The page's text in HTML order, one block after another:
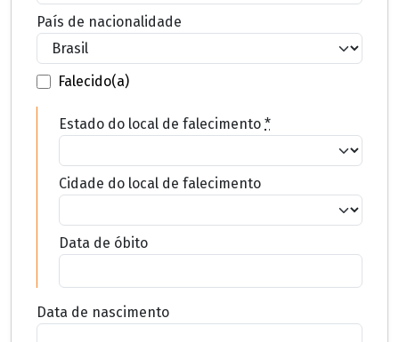
País de nacionalidade
Falecido(a)
Estado do local de falecimento *
Cidade do local de falecimento
Data de óbito
Data de nascimento